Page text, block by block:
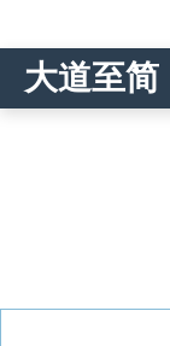
大道至简